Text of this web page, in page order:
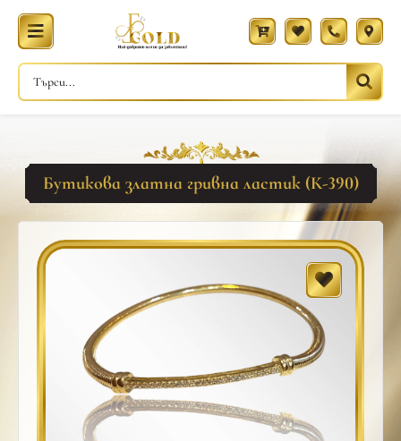
Бутикова златна гривна ластик (К-390)